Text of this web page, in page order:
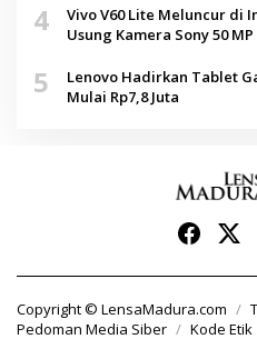
4
Vivo V60 Lite Meluncur di
Usung Kamera Sony 50 MP
5
Lenovo Hadirkan Tablet
Mulai Rp7,8 Juta
Copyright © LensaMadura.com
Pedoman Media Siber
Kode Etik